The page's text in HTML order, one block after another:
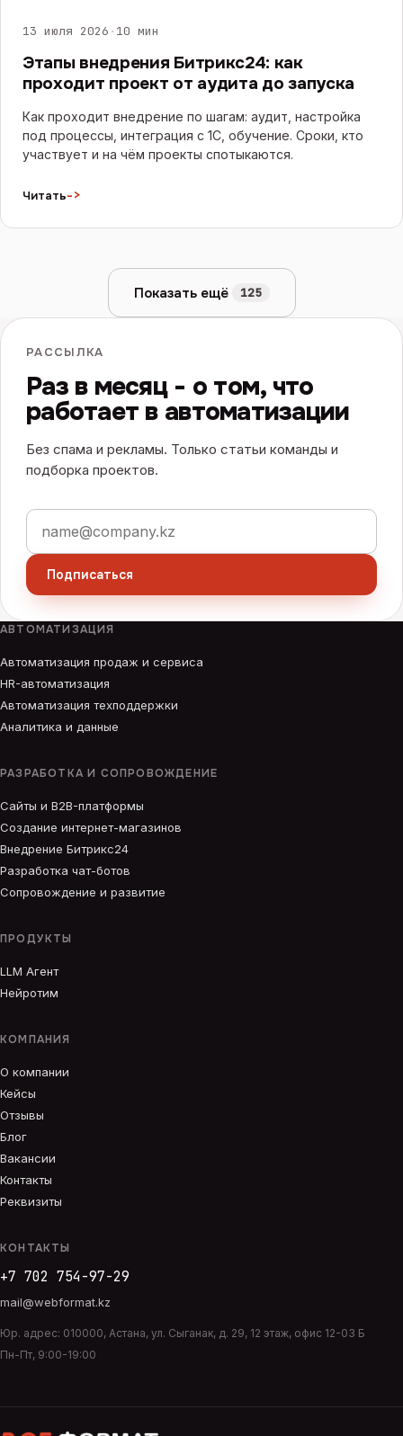
13 июля 2026 · 10 мин
Этапы внедрения Битрикс24: как
проходит проект от аудита до запуска
Как проходит внедрение по шагам: аудит, настройка
под процессы, интеграция с 1С, обучение. Сроки, кто
участвует и на чём проекты спотыкаются.
Читать->
Показать ещё 125
РАССЫЛКА
Раз в месяц - о том, что
работает в автоматизации
Без спама и рекламы. Только статьи команды и
подборка проектов.
Электронная почта
Подписаться
АВТОМАТИЗАЦИЯ
Автоматизация продаж и сервиса
HR-автоматизация
Автоматизация техподдержки
Аналитика и данные
РАЗРАБОТКА И СОПРОВОЖДЕНИЕ
Сайты и B2B-платформы
Создание интернет-магазинов
Внедрение Битрикс24
Разработка чат-ботов
Сопровождение и развитие
ПРОДУКТЫ
LLM Агент
Нейротим
КОМПАНИЯ
О компании
Кейсы
Отзывы
Блог
Вакансии
Контакты
Реквизиты
КОНТАКТЫ
+7 702 754-97-29
mail@webformat.kz
Юр. адрес: 010000, Астана, ул. Сыганак, д. 29, 12 этаж, офис 12-03 Б
Пн-Пт, 9:00-19:00